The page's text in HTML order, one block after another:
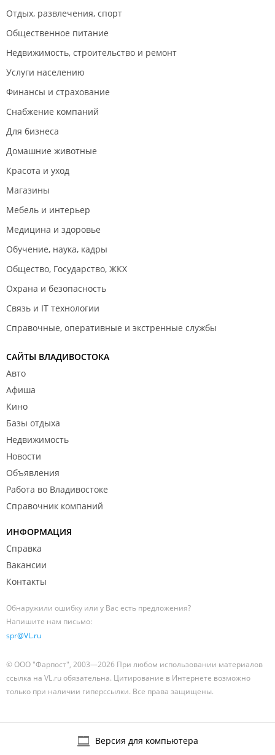
Отдых, развлечения, спорт
Общественное питание
Недвижимость, строительство и ремонт
Услуги населению
Финансы и страхование
Снабжение компаний
Для бизнеса
Домашние животные
Красота и уход
Магазины
Мебель и интерьер
Медицина и здоровье
Обучение, наука, кадры
Общество, Государство, ЖКХ
Охрана и безопасность
Связь и IT технологии
Справочные, оперативные и экстренные службы
САЙТЫ ВЛАДИВОСТОКА
Авто
Афиша
Кино
Базы отдыха
Недвижимость
Новости
Объявления
Работа во Владивостоке
Справочник компаний
ИНФОРМАЦИЯ
Справка
Вакансии
Контакты
Обнаружили ошибку или у Вас есть предложения?
Напишите нам письмо:
spr@VL.ru
© ООО "Фарпост", 2003—2026 При любом использовании материалов
ссылка на VL.ru обязательна. Цитирование в Интернете возможно
только при наличии гиперссылки. Все права защищены.
Версия для компьютера